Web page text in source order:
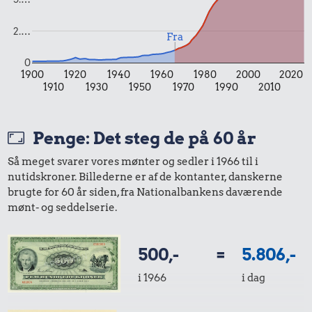
Rugbrød 1,14 kr.
Syltede
rødbeder
Banan
1900
1910
1920
1930
1940
1950
1960
1970
1980
1990
2000
2010
2020
0
2.… Fra
Penge: Det steg de på 60 år
Så meget svarer vores mønter og sedler i 1966 til i
nutidskroner. Billederne er af de kontanter, danskerne
brugte for 60 år siden, fra Nationalbankens daværende
mønt- og seddelserie.
500,-
i 1966
= 5.806,-
i dag